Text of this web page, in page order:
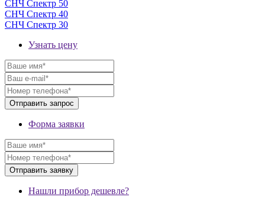
СНЧ Спектр 50
СНЧ Спектр 40
СНЧ Спектр 30
Узнать цену
Форма заявки
Нашли прибор дешевле?